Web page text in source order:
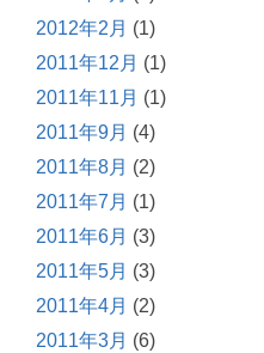
2012年2月 (1)
2011年12月 (1)
2011年11月 (1)
2011年9月 (4)
2011年8月 (2)
2011年7月 (1)
2011年6月 (3)
2011年5月 (3)
2011年4月 (2)
2011年3月 (6)